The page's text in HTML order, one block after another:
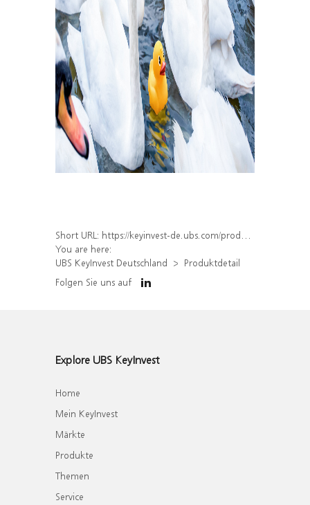
Short URL: https://keyinvest-de.ubs.com/produkt/detail/index/isin/DE000WA5NLZ7
You are here:
UBS KeyInvest Deutschland
Produktdetail
Folgen Sie uns auf
Explore UBS KeyInvest
Home
Mein KeyInvest
Märkte
Produkte
Themen
Service